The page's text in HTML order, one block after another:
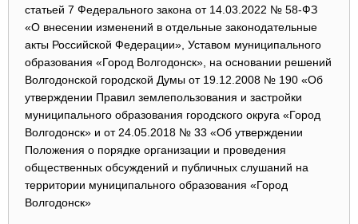
статьей 7 Федерального закона от 14.03.2022 № 58-ФЗ
«О внесении изменений в отдельные законодательные
акты Российской Федерации», Уставом муниципального
образования «Город Волгодонск», на основании решений
Волгодонской городской Думы от 19.12.2008 № 190 «Об
утверждении Правил землепользования и застройки
муниципального образования городского округа «Город
Волгодонск» и от 24.05.2018 № 33 «Об утверждении
Положения о порядке организации и проведения
общественных обсуждений и публичных слушаний на
территории муниципального образования «Город
Волгодонск»